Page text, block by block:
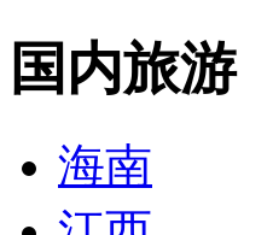
国内旅游
海南